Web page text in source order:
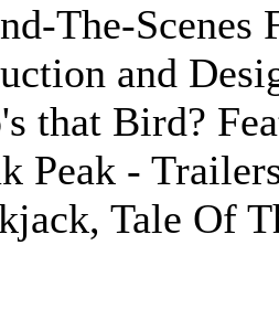
The-Scenes
and
that Bird?
Peak -
Tale Of